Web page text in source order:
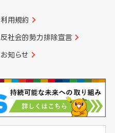
利用規約
反社会的勢力排除宣言
お知らせ